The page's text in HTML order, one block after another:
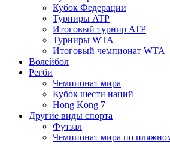
Кубок Федерации
Турниры ATP
Итоговый турнир ATP
Турниры WTA
Итоговый чемпионат WTA
Волейбол
Регби
Чемпионат мира
Кубок шести наций
Hong Kong 7
Другие виды спорта
Футзал
Чемпионат мира по